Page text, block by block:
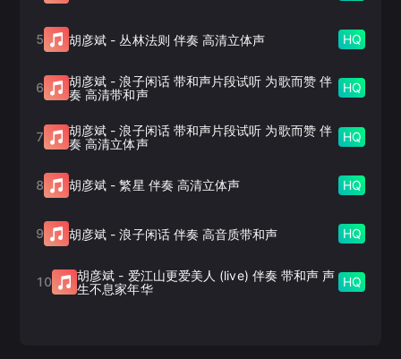
5 胡彦斌 -丛林法则 伴奏 高清立体声 HQ
6 胡彦斌 -浪子闲话 带和声片段试听 为歌而赞 伴
奏 高清带和声
HQ
7 胡彦斌 -浪子闲话 带和声片段试听 为歌而赞 伴
奏 高清立体声
HQ
8 胡彦斌 -繁星 伴奏 高清立体声 HQ
9 胡彦斌 -浪子闲话 伴奏 高音质带和声 HQ
10 胡彦斌 - 爱江山更爱美人 (live) 伴奏 带和声 声
生不息家年华
HQ